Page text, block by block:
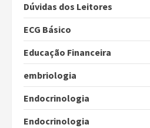
Dúvidas dos Leitores
ECG Básico
Educação Financeira
embriologia
Endocrinologia
Endocrinologia